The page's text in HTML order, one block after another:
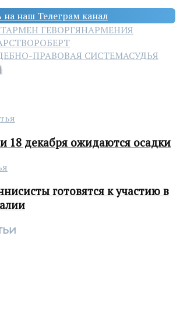
наш Телеграм канал
АРМЕН ГЕВОРГЯНАРМЕНИЯ
РОБЕРТ
ПРАВОВАЯ СИСТЕМАСУДЬЯ
18 декабря ожидаются осадки
готовятся к участию в